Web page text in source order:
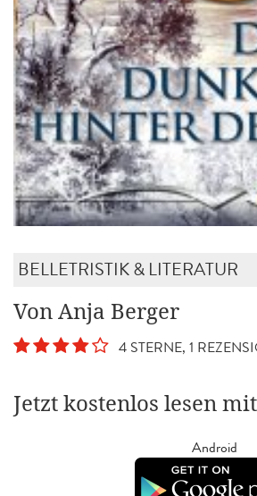
BELLETRISTIK & LITERATUR
Von Anja Berger
4 STERNE, 1
Jetzt kostenlos lesen
Android